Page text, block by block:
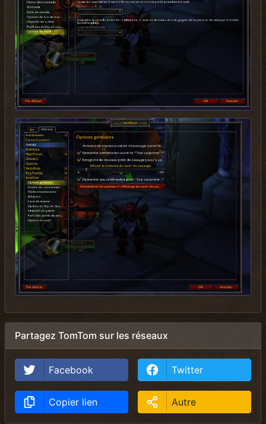
Partagez TomTom sur les réseaux
Facebook Twitter
Copier lien Autre